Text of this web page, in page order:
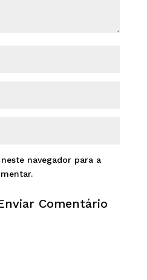
navegador para a